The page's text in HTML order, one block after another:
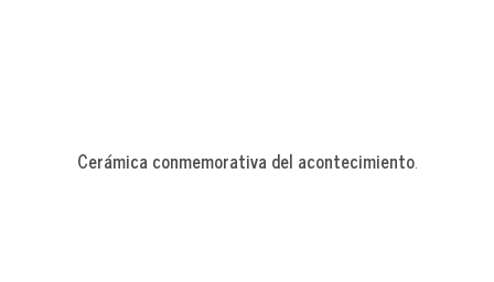
Cerámica conmemorativa del acontecimiento.